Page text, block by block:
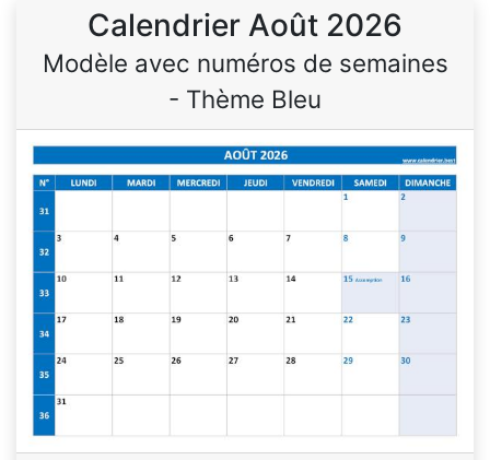
Calendrier Août 2026
Modèle avec numéros de semaines
- Thème Bleu